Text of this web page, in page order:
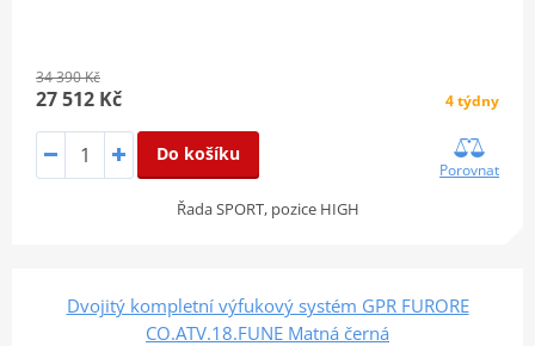
34 390 Kč
27 512 Kč 4 týdny
Do košíku
Porovnat
Řada SPORT, pozice HIGH
Dvojitý kompletní výfukový systém GPR FURORE
CO.ATV.18.FUNE Matná černá